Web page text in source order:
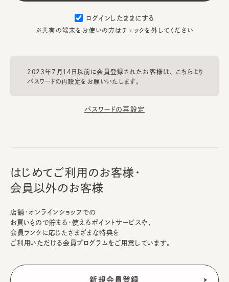
ログインしたままにする
※共有の端末をお使いの方はチェックを外してください
2023年7月14日以前に会員登録されたお客様は、 こちらより
パスワードの再設定をお願いいたします。
パスワードの再設定
はじめてご利用のお客様・
会員以外のお客様
店舗・オンラインショップでの
お買いもので貯まる・使えるポイントサービスや、
会員ランクに応じたさまざまな特典を
ご利用いただける会員プログラムをご用意しています。